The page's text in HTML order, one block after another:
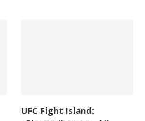
UFC Fight Island: